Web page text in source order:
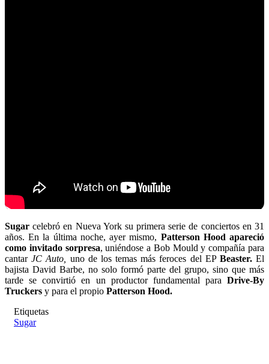
Sugar celebró en Nueva York su primera serie de conciertos en 31
años. En la última noche, ayer mismo, Patterson Hood apareció
como invitado sorpresa, uniéndose a Bob Mould y compañía para
cantarJC Auto, uno de los temas más feroces del EP Beaster.El
bajista David Barbe, no solo formó parte del grupo, sino que más
tarde se convirtió en un productor fundamental para Drive-By
Truckers y para el propio Patterson Hood.
Etiquetas
Sugar